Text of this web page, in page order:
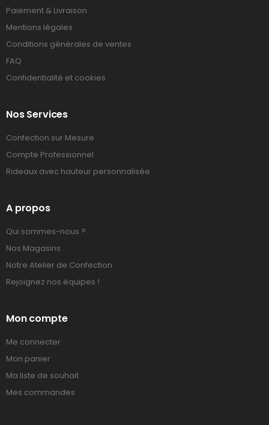
Paiement & Livraison
Mentions légales
Conditions générales de ventes
FAQ
Confidentialité et cookies
Nos Services
Confection sur Mesure
Compte Professionnel
Rideaux avec hauteur personnalisée
A propos
Qui sommes-nous ?
Nos Magasins
Notre Atelier de Confection
Rejoignez nos équipes !
Mon compte
Me connecter
Mon panier
Ma liste de souhait
Mes commandes